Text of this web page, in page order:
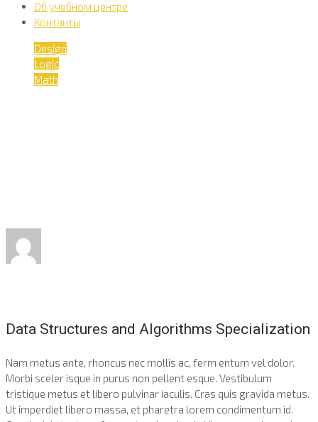
Об учебном центре
Контанты
Design
Logic
Math
Data Structures and Algorithms Specialization
Nam metus ante, rhoncus nec mollis ac, ferm entum vel dolor.
Morbi sceler isque in purus non pellent esque. Vestibulum
tristique metus et libero pulvinar iaculis. Cras quis gravida metus.
Ut imperdiet libero massa, et pharetra lorem condimentum id.